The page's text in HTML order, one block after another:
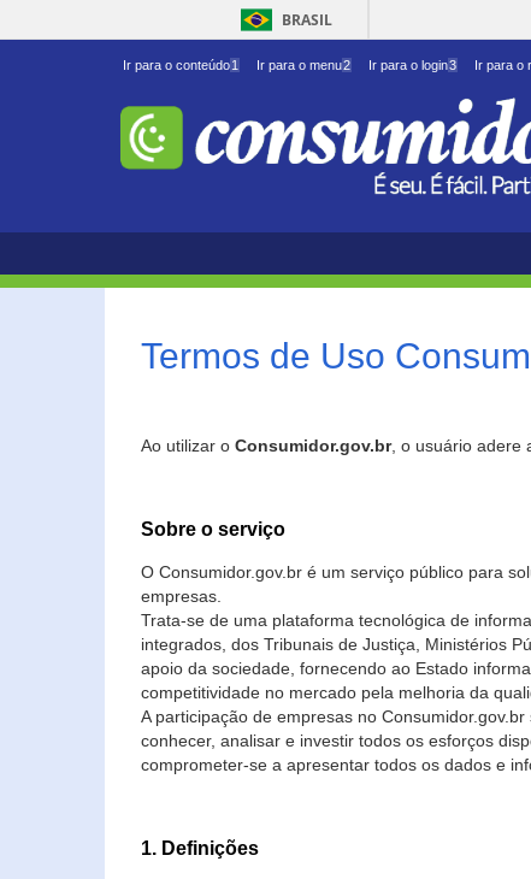
BRASIL
Ir para o conteúdo1 Ir para o menu2 Ir para o login3 Ir para o
Termos de Uso
Ao utilizar o Consumidor.gov.br, o usuário adere
Sobre o serviço
O Consumidor.gov.br é um serviço público para
empresas.
Trata-se de uma plataforma tecnológica de
integrados, dos Tribunais de Justiça, Ministérios
apoio da sociedade, fornecendo ao Estado
competitividade no mercado pela melhoria da
A participação de empresas no
conhecer, analisar e investir todos os esforços
comprometer-se a apresentar todos os dados e
1. Definições